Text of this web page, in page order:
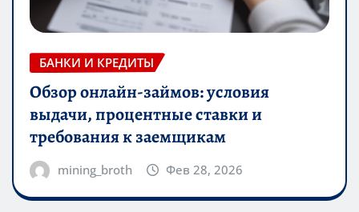
БАНКИ И КРЕДИТЫ
Обзор онлайн-займов: условия
выдачи, процентные ставки и
требования к заемщикам
mining_broth Фев 28, 2026